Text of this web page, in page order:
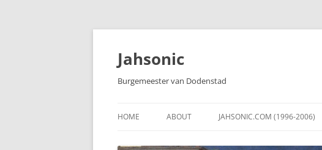
Skip
content
Jahsonic
Burgemeester van Dodenstad
HOME ABOUT JAHSONIC.COM (1996-2006)